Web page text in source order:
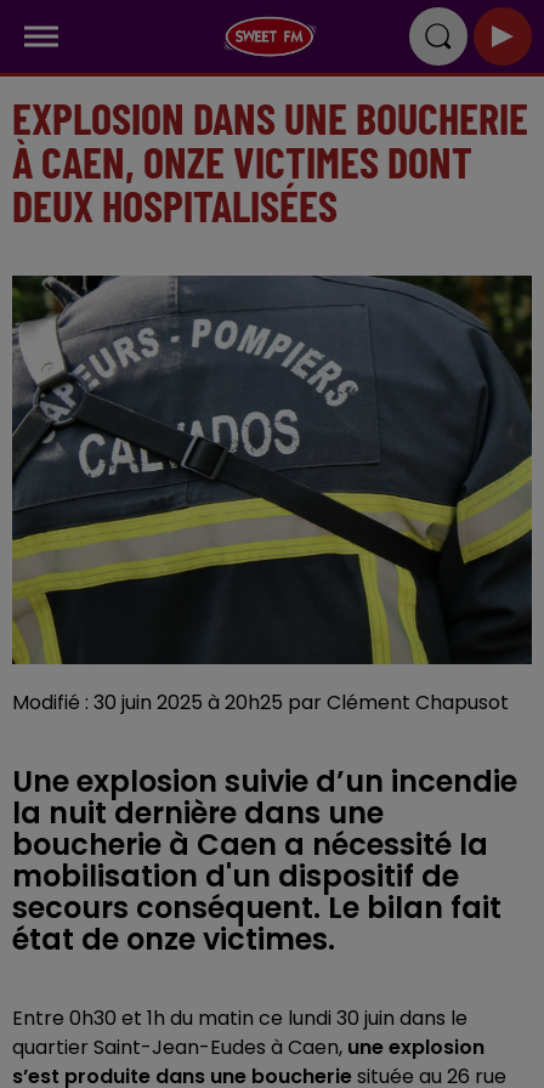
EXPLOSION DANS UNE BOUCHERIE
À CAEN, ONZE VICTIMES DONT
DEUX HOSPITALISÉES
Modifié : 30 juin 2025 à 20h25 par Clément Chapusot
Une explosion suivie d’un incendie
la nuit dernière dans une
boucherie à Caen a nécessité la
mobilisation d'un dispositif de
secours conséquent. Le bilan fait
état de onze victimes.
Entre 0h30 et 1h du matin ce lundi 30 juin dans le
quartier Saint-Jean-Eudes à Caen, une explosion
s’est produite dans une boucheriesituée au 26 rue